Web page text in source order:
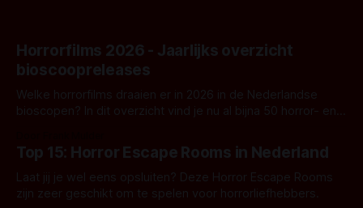
Horrorfilms 2026 - Jaarlijks overzicht
bioscoopreleases
Welke horrorfilms draaien er in 2026 in de Nederlandse
bioscopen? In dit overzicht vind je nu al bijna 50 horror- en
Top 15: Horror Escape Rooms in Nederland
Laat jij je wel eens opsluiten? Deze Horror Escape Rooms
zijn zeer geschikt om te spelen voor horrorliefhebbers.